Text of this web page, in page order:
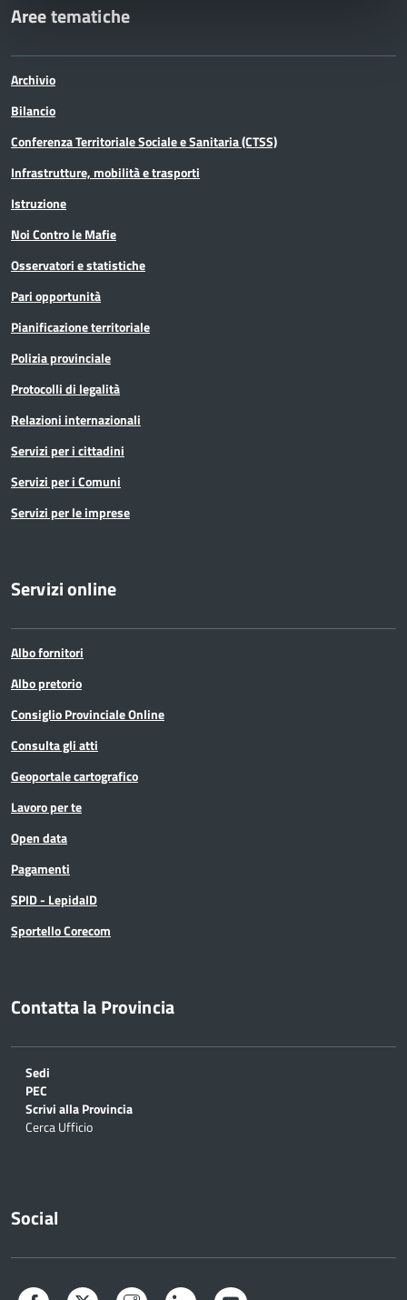
Aree tematiche
Archivio
Bilancio
Conferenza Territoriale Sociale e Sanitaria (CTSS)
Infrastrutture, mobilità e trasporti
Istruzione
Noi Contro le Mafie
Osservatori e statistiche
Pari opportunità
Pianificazione territoriale
Polizia provinciale
Protocolli di legalità
Relazioni internazionali
Servizi per i cittadini
Servizi per i Comuni
Servizi per le imprese
Servizi online
Albo fornitori
Albo pretorio
Consiglio Provinciale Online
Consulta gli atti
Geoportale cartografico
Lavoro per te
Open data
Pagamenti
SPID - LepidaID
Sportello Corecom
Contatta la Provincia
Sedi
PEC
Scrivi alla Provincia
Cerca Ufficio
Social
Facebook Twitter Instagram LinkedIn